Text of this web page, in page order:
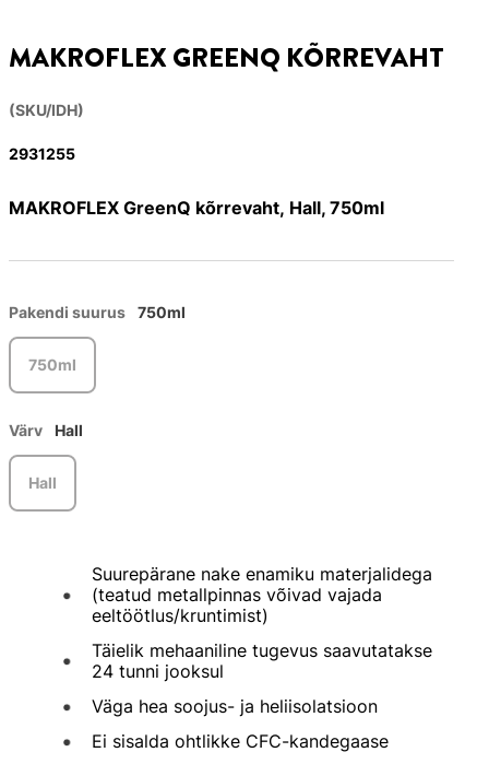
MAKROFLEX GREENQ KÕRREVAHT
(SKU/IDH)
2931255
MAKROFLEX GreenQ kõrrevaht, Hall, 750ml
Pakendi suurus 750ml
750ml
Värv Hall
Hall
Suurepärane nake enamiku materjalidega
(teatud metallpinnas võivad vajada
eeltöötlus/kruntimist)
Täielik mehaaniline tugevus saavutatakse
24 tunni jooksul
Väga hea soojus- ja heliisolatsioon
Ei sisalda ohtlikke CFC-kandegaase